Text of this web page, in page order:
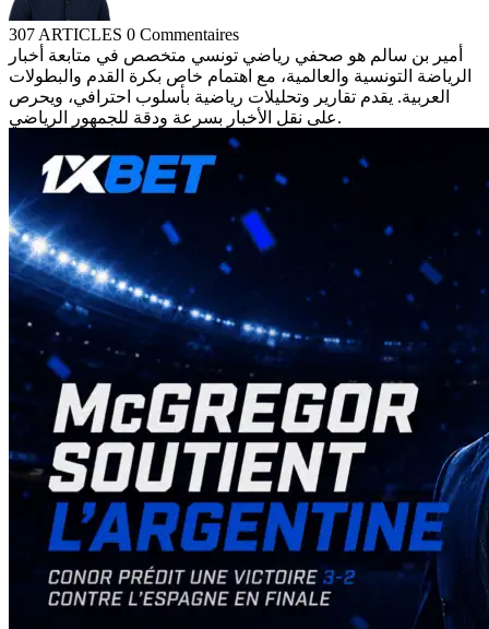
307 ARTICLES 0 Commentaires
أمير بن سالم هو صحفي رياضي تونسي متخصص في متابعة أخبار
الرياضة التونسية والعالمية، مع اهتمام خاص بكرة القدم والبطولات
العربية. يقدم تقارير وتحليلات رياضية بأسلوب احترافي، ويحرص
على نقل الأخبار بسرعة ودقة للجمهور الرياضي.